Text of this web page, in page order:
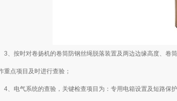
按时对卷扬机的卷筒防钢丝绳脱落装置及两边边缘高度、卷
重点项目及时进行查验；
电气系统的查验，关键检查项目为：专用电箱设置及短路保